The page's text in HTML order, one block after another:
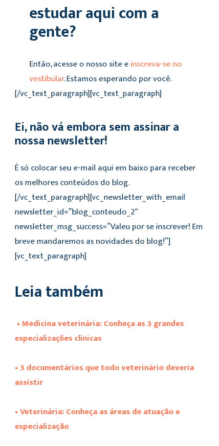
estudar aqui com a
gente?
Então, acesse o nosso site einscreva-se no
vestibular. Estamos esperando por você.
[/vc_text_paragraph][vc_text_paragraph]
Ei, não vá embora sem assinar a
nossa newsletter!
É só colocar seu e-mail aqui em baixo para receber
os melhores conteúdos do blog.
[/vc_text_paragraph][vc_newsletter_with_email
newsletter_id=”blog_conteudo_2″
newsletter_msg_success=”Valeu por se inscrever! Em
breve mandaremos as novidades do blog!”]
[vc_text_paragraph]
Leia também
• Medicina veterinária: Conheça as 3 grandes
especializações clínicas
• 3 documentários que todo veterinário deveria
assistir
• Veterinária: Conheça as áreas de atuação e
especialização